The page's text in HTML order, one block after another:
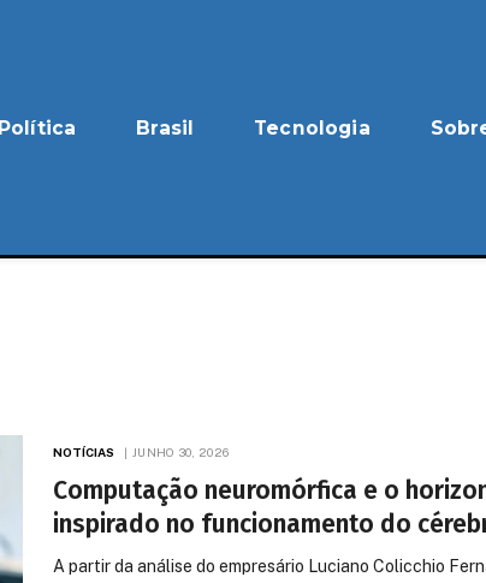
Política Brasil Tecnologia
NOTÍCIAS JUNHO 30, 2026
Computação neuromórfica e o
inspirado no funcionamento do
A partir da análise do empresário Luciano Colicchio